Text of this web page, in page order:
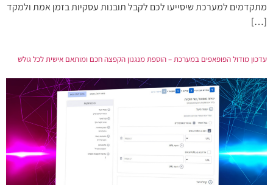
מתקדמים למערכת שיסייעו לכם לקבל תובנות עסקיות בזמן אמת ולמקד
[…]
עדכון מודול הפופאפים במערכת – הוספת מנגנון הקפצה חכם ומותאם אישית לכל גולש